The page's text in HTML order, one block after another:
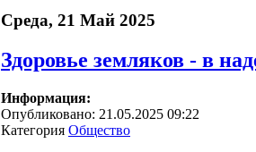
Среда, 21 Май 2025
Здоровье земляков - в
Информация:
Опубликовано: 21.05.2025 09:22
Категория Общество